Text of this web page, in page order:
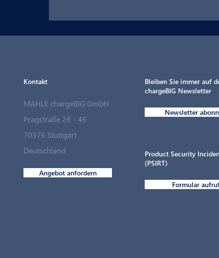
Ladepunkte für den Fuhrpark in
Rekordzeit
Kontakt
MAHLE chargeBIG GmbH
Pragstraße 26 - 46
70376 Stuttgart
Deutschland
Angebot anfordern
Bleiben Sie immer auf
chargeBIG Newsletter
Newsletter
Product Security
(PSIRT)
Formular